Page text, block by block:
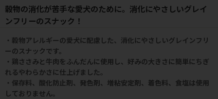
穀物の消化が苦手な愛犬のために。消化にやさしいグレイ
ンフリーのスナック！
・穀物アレルギーの愛犬に配慮した、消化にやさしいグレインフリ
ーのスナックです。
・鶏ささみと牛肉をふんだんに使用し、好みの大きさに簡単にちぎ
れるやわらかさに仕上げました。
・保存料、酸化防止剤、発色剤、増粘安定剤、着色料、食塩は使用
しておりません。